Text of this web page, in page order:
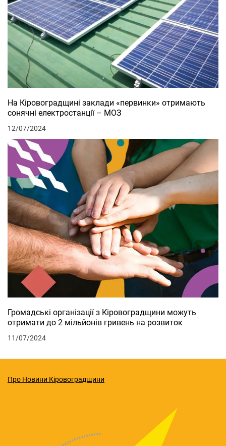
На Кіровоградщині заклади «первинки» отримають
сонячні електростанції – МОЗ
12/07/2024
Громадські організації з Кіровоградщини можуть
отримати до 2 мільйонів гривень на розвиток
11/07/2024
Про Новини Кіровоградщини